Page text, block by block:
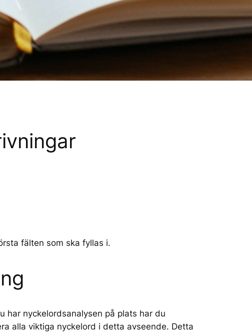
fälten som ska fyllas i.
har nyckelordsanalysen på plats har du
alla viktiga nyckelord i detta avseende. Detta